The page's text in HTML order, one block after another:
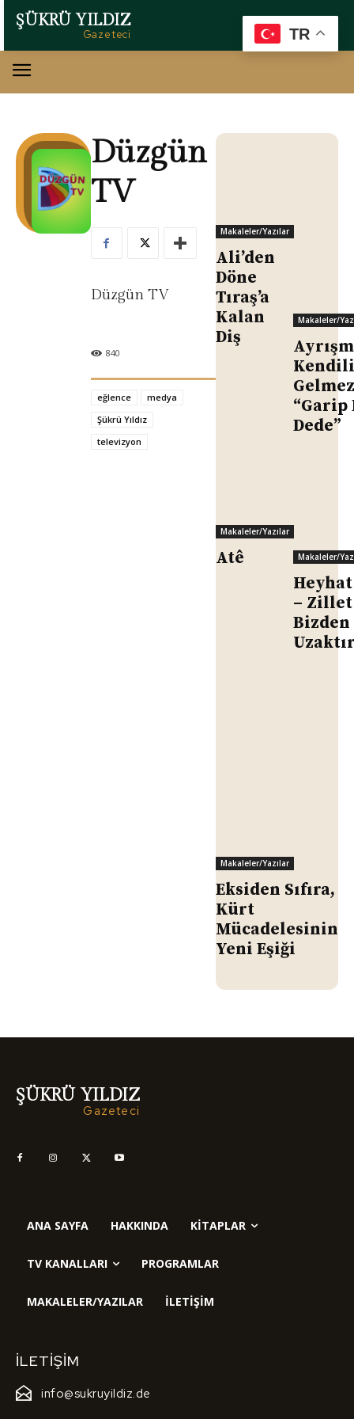
ŞÜKRÜ YILDIZ
Gazeteci
Düzgün
TV
Düzgün TV
840
eğlence
medya
Şükrü Yıldız
televizyon
Makaleler/Yazılar
Ali’den
Döne
Tıraş’a
Kalan
Diş
Makaleler/
Gelmez
“Garip
Dede”
Makaleler/Yazılar
Atê Makaleler/
Heyhat
– Zillet
Bizden
Makaleler/Yazılar
Eksiden Sıfıra,
Kürt
Mücadelesinin
Yeni Eşiği
ŞÜKRÜ YILDIZ
Gazeteci
ANA SAYFA HAKKINDA KITAPLAR
TV KANALLARI PROGRAMLAR
MAKALELER/YAZILAR İLETIŞIM
İLETIŞIM
info@sukruyildiz.de
TR